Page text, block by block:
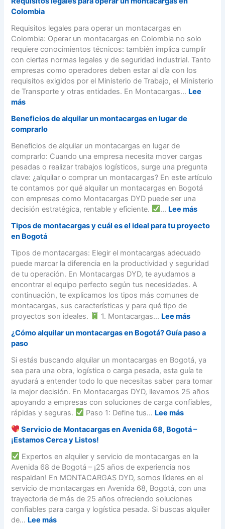
(
G
u
í
a
S
ú
e
á
c
i
l
)
c
i
o
d
e
A
l
u
e
r
d
e
M
o
n
t
a
r
g
a
s
e
n
o
t
á
s
g
o
t
á
】
q
l
e
r
d
e
M
o
n
c
a
r
g
a
s
e
n
g
o
t
á
o
t
a
c
a
r
g
a
l
r
i
o
s
s
o
n
t
a
c
a
r
g
a
c
o
m
b
u
s
t
ó
n
:
¿
C
u
Colombia
Requisitos legales para operar un montacargas en
Colombia: Operar un montacargas en Colombia no solo
requiere conocimientos técnicos: también implica cumplir
con ciertas normas legales y de seguridad industrial. Tanto
empresas como operadores deben estar al día con los
requisitos exigidos por el Ministerio de Trabajo, el Ministerio
de Transporte y otras entidades. En Montacargas... Lee
más:
e
q
u
i
s
i
t
o
s
e
g
l
p
a
o
p
r
a
r
u
n
m
o
n
a
c
a
r
g
a
s
Beneficios de alquilar un montacargas en lugar de
comprarlo
Beneficios de alquilar un montacargas en lugar de
comprarlo: Cuando una empresa necesita mover cargas
pesadas o realizar trabajos logísticos, surge una pregunta
clave: ¿alquilar o comprar un montacargas? En este artículo
te contamos por qué alquilar un montacargas en Bogotá
con empresas como Montacargas DYD puede ser una
decisión estratégica, rentable y eficiente.
... Lee más:
e
e
f
i
e
q
i
l
u
o
t
a
a
Tipos de montacargas y cuál es el ideal para tu proyecto
en Bogotá
Tipos de montacargas: Elegir el montacargas adecuado
puede marcar la diferencia en la productividad y seguridad
de tu operación. En Montacargas DYD, te ayudamos a
encontrar el equipo perfecto según tus necesidades. A
continuación, te explicamos los tipos más comunes de
montacargas, sus características y para qué tipo de
proyectos son ideales.
1. Montacargas... Lee más:
i
o
s
d
e
m
t
c
s
¿Cómo alquilar un montacargas en Bogotá? Guía paso a
paso
Si estás buscando alquilar un montacargas en Bogotá, ya
sea para una obra, logística o carga pesada, esta guía te
ayudará a entender todo lo que necesitas saber para tomar
la mejor decisión. En Montacargas DYD, llevamos 25 años
apoyando a empresas con soluciones de carga confiables,
rápidas y seguras.
Paso 1: Define tus... Lee más:
C
m
o
a
l
q
u
Servicio de Montacargas en Avenida 68, Bogotá –
¡Estamos Cerca y Listos!
Expertos en alquiler y servicio de montacargas en la
Avenida 68 de Bogotá – ¡25 años de experiencia nos
respaldan! En MONTACARGAS DYD, somos líderes en el
servicio de montacargas en Avenida 68, Bogotá, con una
trayectoria de más de 25 años ofreciendo soluciones
confiables para carga y logística pesada. Si buscas alquiler
de... Lee más: